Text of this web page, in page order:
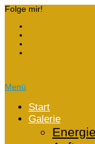
Folge mir!
Menü
Start
Galerie